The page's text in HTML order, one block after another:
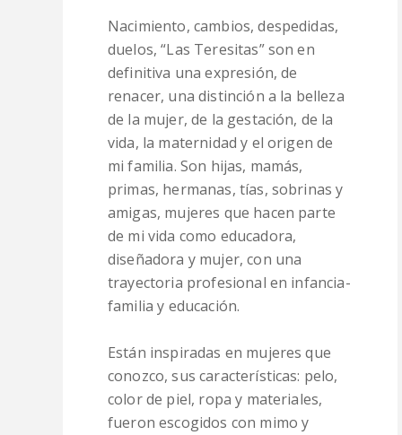
Nacimiento, cambios, despedidas,
duelos, “Las Teresitas” son en
definitiva una expresión, de
renacer, una distinción a la belleza
de la mujer, de la gestación, de la
vida, la maternidad y el origen de
mi familia. Son hijas, mamás,
primas, hermanas, tías, sobrinas y
amigas, mujeres que hacen parte
de mi vida como educadora,
diseñadora y mujer, con una
trayectoria profesional en infancia-
familia y educación.
Están inspiradas en mujeres que
conozco, sus características: pelo,
color de piel, ropa y materiales,
fueron escogidos con mimo y